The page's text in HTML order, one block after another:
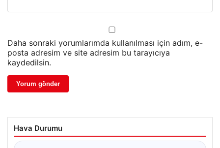
Daha sonraki yorumlarımda kullanılması için adım, e-
posta adresim ve site adresim bu tarayıcıya
kaydedilsin.
Hava Durumu